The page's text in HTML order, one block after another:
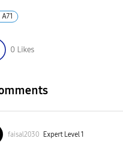
A71
0 Likes
faisal2030 Expert Level 1